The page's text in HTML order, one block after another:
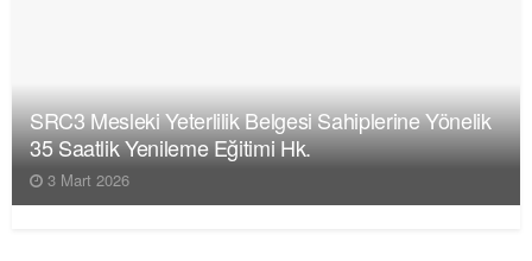
SRC3 Mesleki Yeterlilik Belgesi Sahiplerine Yönelik
35 Saatlik Yenileme Eğitimi Hk.
3 Mart 2026